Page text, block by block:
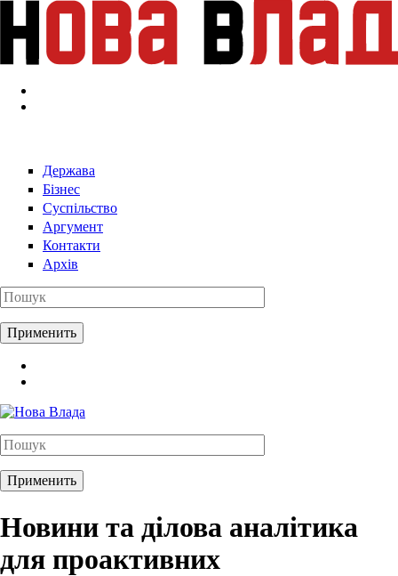
Перейти к основному содержанию
Держава
Бізнес
Суспільство
Аргумент
Контакти
Архів
Новини та ділова аналітика
для проактивних